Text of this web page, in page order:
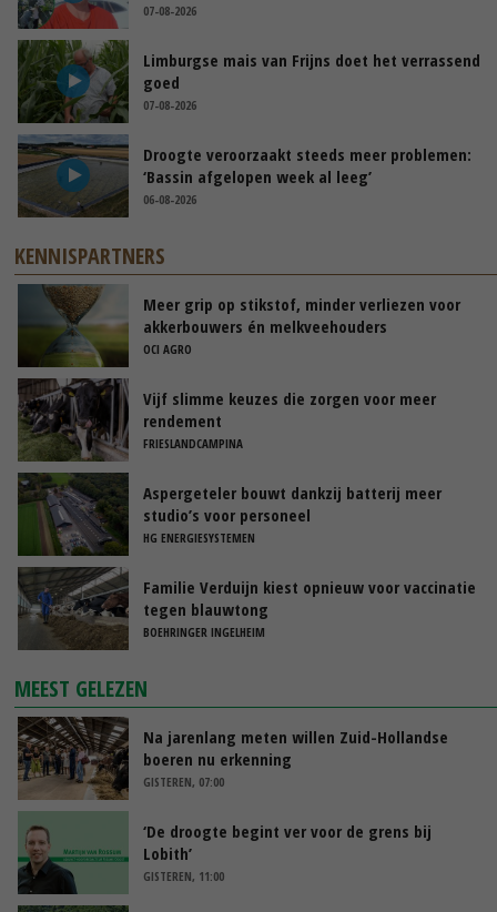
07-08-2026
Limburgse mais van Frijns doet het verrassend
goed
07-08-2026
Droogte veroorzaakt steeds meer problemen:
‘Bassin afgelopen week al leeg’
06-08-2026
KENNISPARTNERS
Meer grip op stikstof, minder verliezen voor
akkerbouwers én melkveehouders
OCI AGRO
Vijf slimme keuzes die zorgen voor meer
rendement
FRIESLANDCAMPINA
Aspergeteler bouwt dankzij batterij meer
studio’s voor personeel
HG ENERGIESYSTEMEN
Familie Verduijn kiest opnieuw voor vaccinatie
tegen blauwtong
BOEHRINGER INGELHEIM
MEEST GELEZEN
Na jarenlang meten willen Zuid-Hollandse
boeren nu erkenning
GISTEREN, 07:00
‘De droogte begint ver voor de grens bij
Lobith’
GISTEREN, 11:00